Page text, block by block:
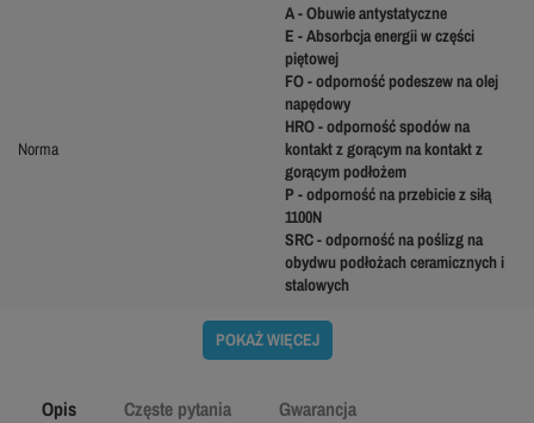
Opis Częste pytania Gwarancja
Norma
A - Obuwie antystatyczne
E - Absorbcja energii w części
piętowej
FO - odporność podeszew na olej
napędowy
HRO - odporność spodów na
kontakt z gorącym na kontakt z
gorącym podłożem
P - odporność na przebicie z siłą
1100N
SRC - odporność na poślizg na
obydwu podłożach ceramicznych i
stalowych
POKAŻ WIĘCEJ